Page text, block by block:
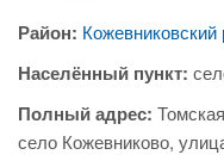
Район: Кожевниковский
Населённый пункт:
Полный адрес:
село Кожевниково,